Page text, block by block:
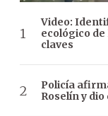
Video:
ecológico
claves
Policía
Roselín y